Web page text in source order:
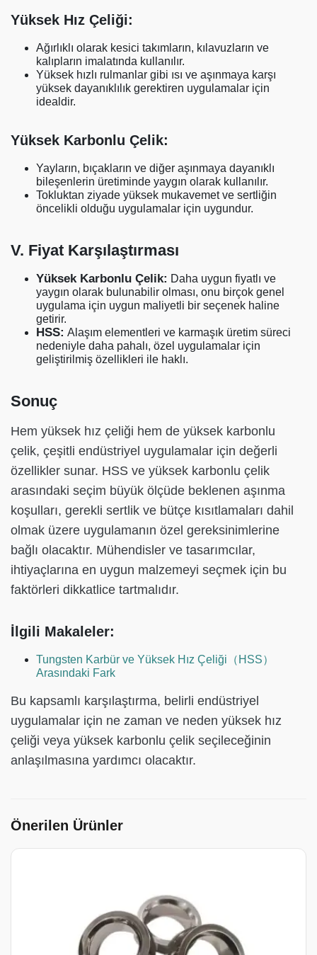
Yüksek Hız Çeliği:
Ağırlıklı olarak kesici takımların, kılavuzların ve
kalıpların imalatında kullanılır.
Yüksek hızlı rulmanlar gibi ısı ve aşınmaya karşı
yüksek dayanıklılık gerektiren uygulamalar için
idealdir.
Yüksek Karbonlu Çelik:
Yayların, bıçakların ve diğer aşınmaya dayanıklı
bileşenlerin üretiminde yaygın olarak kullanılır.
Tokluktan ziyade yüksek mukavemet ve sertliğin
öncelikli olduğu uygulamalar için uygundur.
V. Fiyat Karşılaştırması
Yüksek Karbonlu Çelik: Daha uygun fiyatlı ve
yaygın olarak bulunabilir olması, onu birçok genel
uygulama için uygun maliyetli bir seçenek haline
getirir.
HSS: Alaşım elementleri ve karmaşık üretim süreci
nedeniyle daha pahalı, özel uygulamalar için
geliştirilmiş özellikleri ile haklı.
Sonuç
Hem yüksek hız çeliği hem de yüksek karbonlu
çelik, çeşitli endüstriyel uygulamalar için değerli
özellikler sunar. HSS ve yüksek karbonlu çelik
arasındaki seçim büyük ölçüde beklenen aşınma
koşulları, gerekli sertlik ve bütçe kısıtlamaları dahil
olmak üzere uygulamanın özel gereksinimlerine
bağlı olacaktır. Mühendisler ve tasarımcılar,
ihtiyaçlarına en uygun malzemeyi seçmek için bu
faktörleri dikkatlice tartmalıdır.
İlgili Makaleler:
Tungsten Karbür ve Yüksek Hız Çeliği（HSS）
Arasındaki Fark
Bu kapsamlı karşılaştırma, belirli endüstriyel
uygulamalar için ne zaman ve neden yüksek hız
çeliği veya yüksek karbonlu çelik seçileceğinin
anlaşılmasına yardımcı olacaktır.
Önerilen Ürünler